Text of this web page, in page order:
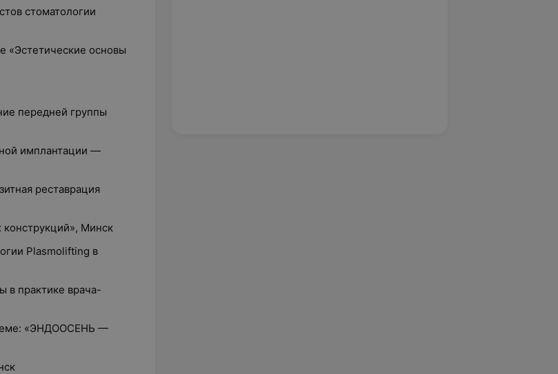
стоматологии
«Эстетические основы
передней группы
имплантации —
реставрация
конструкций», Минск
Plasmolifting в
в практике врача-
«ЭНДООСЕНЬ —